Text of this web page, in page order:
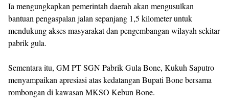
Ia mengungkapkan pemerintah daerah akan mengusulkan
bantuan pengaspalan jalan sepanjang 1,5 kilometer untuk
mendukung akses masyarakat dan pengembangan wilayah sekitar
pabrik gula.
Sementara itu, GM PT SGN Pabrik Gula Bone, Kukuh Saputro
menyampaikan apresiasi atas kedatangan Bupati Bone bersama
rombongan di kawasan MKSO Kebun Bone.